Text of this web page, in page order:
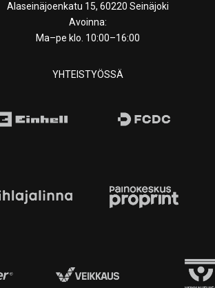
Alaseinäjoenkatu 15, 60220 Seinäjoki
Avoinna:
Ma–pe klo. 10:00–16:00
YHTEISTYÖSSÄ